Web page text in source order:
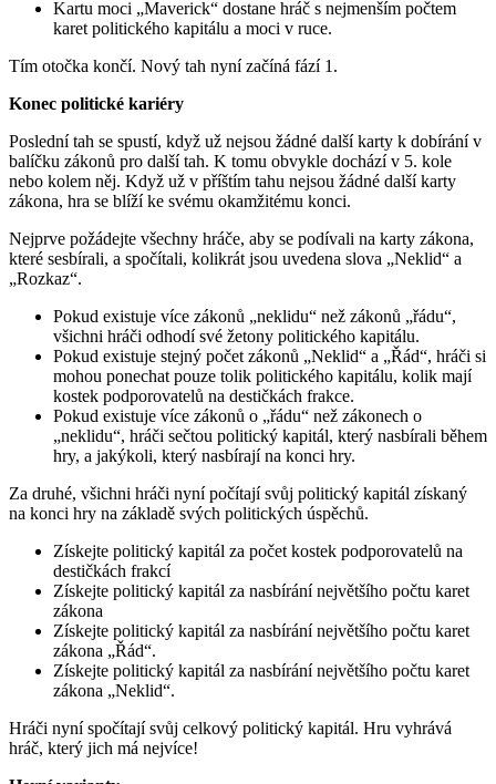
Kartu moci „Maverick“ dostane hráč s nejmenším počtem
karet politického kapitálu a moci v ruce.
Tím otočka končí. Nový tah nyní začíná fází 1.
Konec politické kariéry
Poslední tah se spustí, když už nejsou žádné další karty k dobírání v
balíčku zákonů pro další tah. K tomu obvykle dochází v 5. kole
nebo kolem něj. Když už v příštím tahu nejsou žádné další karty
zákona, hra se blíží ke svému okamžitému konci.
Nejprve požádejte všechny hráče, aby se podívali na karty zákona,
které sesbírali, a spočítali, kolikrát jsou uvedena slova „Neklid“ a
„Rozkaz“.
Pokud existuje více zákonů „neklidu“ než zákonů „řádu“,
všichni hráči odhodí své žetony politického kapitálu.
Pokud existuje stejný počet zákonů „Neklid“ a „Řád“, hráči si
mohou ponechat pouze tolik politického kapitálu, kolik mají
kostek podporovatelů na destičkách frakce.
Pokud existuje více zákonů o „řádu“ než zákonech o
„neklidu“, hráči sečtou politický kapitál, který nasbírali během
hry, a jakýkoli, který nasbírají na konci hry.
Za druhé, všichni hráči nyní počítají svůj politický kapitál získaný
na konci hry na základě svých politických úspěchů.
Získejte politický kapitál za počet kostek podporovatelů na
destičkách frakcí
Získejte politický kapitál za nasbírání největšího počtu karet
zákona
Získejte politický kapitál za nasbírání největšího počtu karet
zákona „Řád“.
Získejte politický kapitál za nasbírání největšího počtu karet
zákona „Neklid“.
Hráči nyní spočítají svůj celkový politický kapitál. Hru vyhrává
hráč, který jich má nejvíce!